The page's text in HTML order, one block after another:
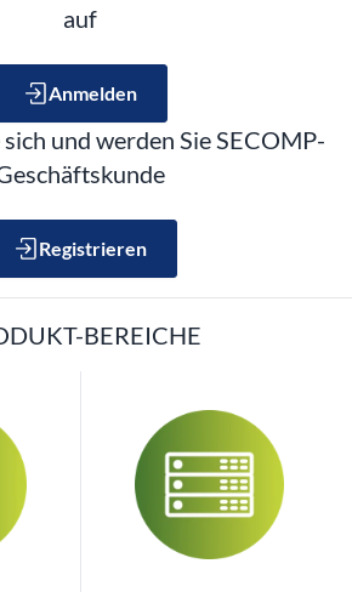
auf
Anmelden
und werden Sie SECOMP-
Registrieren
BEREICHE